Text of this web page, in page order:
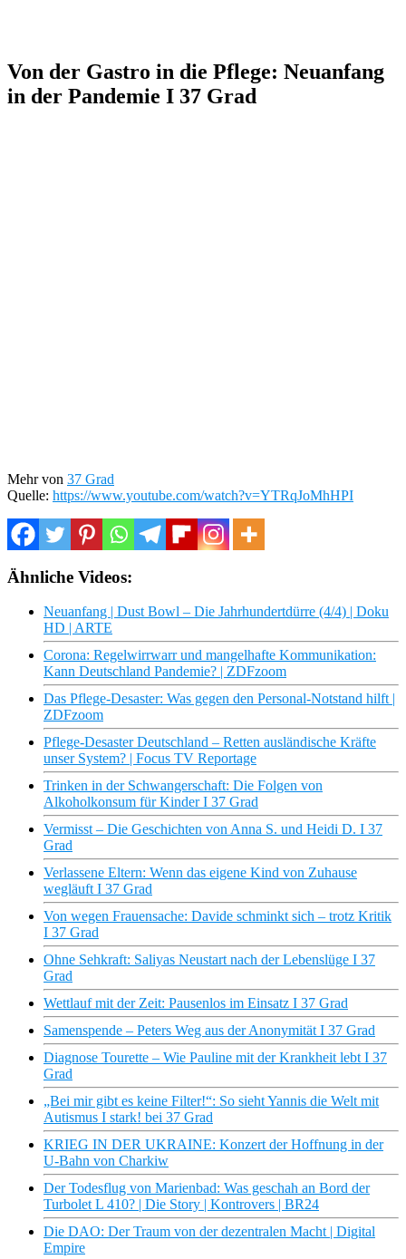
Von der Gastro in die Pflege: Neuanfang
in der Pandemie I 37 Grad
Mehr von 37 Grad
Quelle: https://www.youtube.com/watch?v=YTRqJoMhHPI
Ähnliche Videos:
Neuanfang | Dust Bowl – Die Jahrhundertdürre (4/4) | Doku
HD | ARTE
Corona: Regelwirrwarr und mangelhafte Kommunikation:
Kann Deutschland Pandemie? | ZDFzoom
Das Pflege-Desaster: Was gegen den Personal-Notstand hilft |
ZDFzoom
Pflege-Desaster Deutschland – Retten ausländische Kräfte
unser System? | Focus TV Reportage
Trinken in der Schwangerschaft: Die Folgen von
Alkoholkonsum für Kinder I 37 Grad
Vermisst – Die Geschichten von Anna S. und Heidi D. I 37
Grad
Verlassene Eltern: Wenn das eigene Kind von Zuhause
wegläuft I 37 Grad
Von wegen Frauensache: Davide schminkt sich – trotz Kritik
I 37 Grad
Ohne Sehkraft: Saliyas Neustart nach der Lebenslüge I 37
Grad
Wettlauf mit der Zeit: Pausenlos im Einsatz I 37 Grad
Samenspende – Peters Weg aus der Anonymität I 37 Grad
Diagnose Tourette – Wie Pauline mit der Krankheit lebt I 37
Grad
„Bei mir gibt es keine Filter!“: So sieht Yannis die Welt mit
Autismus I stark! bei 37 Grad
KRIEG IN DER UKRAINE: Konzert der Hoffnung in der
U-Bahn von Charkiw
Der Todesflug von Marienbad: Was geschah an Bord der
Turbolet L 410? | Die Story | Kontrovers | BR24
Die DAO: Der Traum von der dezentralen Macht | Digital
Empire